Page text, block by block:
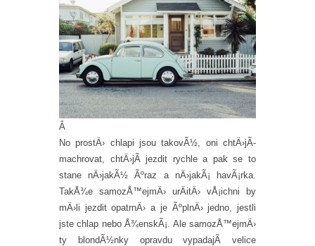
Â
No prostÄ› chlapi jsou takovÃ½, oni chtÄ›jÃ­
machrovat, chtÄ›jÃ­ jezdit rychle a pak se to
stane nÄ›jakÃ½ Ãºraz a nÄ›jakÃ¡ havÃ¡rka.
TakÅ¾e samozÅ™ejmÄ› urÄitÄ› vÅ¡ichni by
mÄ›li jezdit opatrnÄ› a je ÃºplnÄ› jedno, jestli
jste chlap nebo Å¾enskÃ¡. Ale samozÅ™ejmÄ›
ty blondÃ½nky opravdu vypadajÃ­ velice